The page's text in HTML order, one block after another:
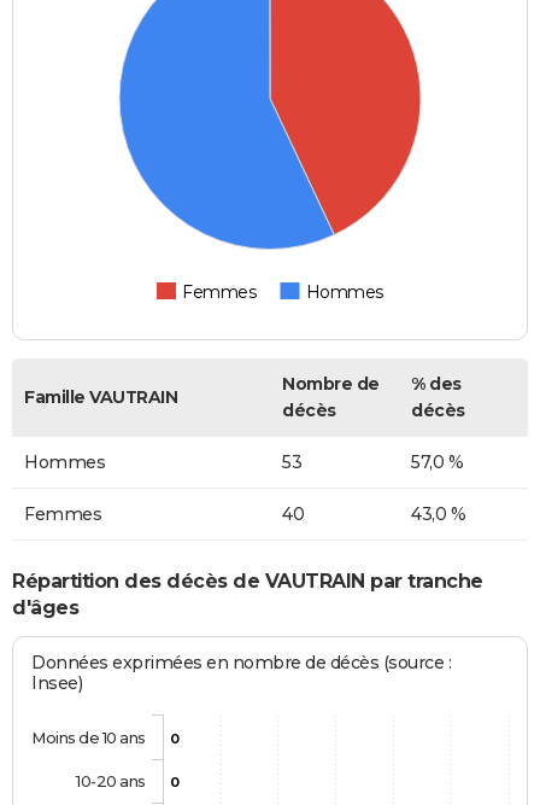
Femmes Hommes
Famille VAUTRAIN
Nombre de
décès
% des
décès
Hommes 53 57,0 %
Femmes 40 43,0 %
Répartition des décès de VAUTRAIN par tranche
d'âges
Données exprimées en nombre de décès (source :
Insee)
0
0
Moins de 10 ans
10-20 ans